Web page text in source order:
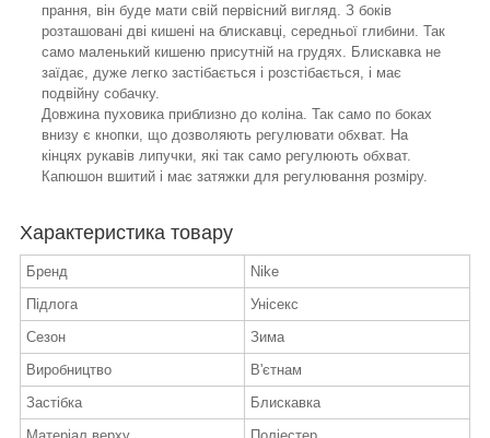
прання, він буде мати свій первісний вигляд. З боків
розташовані дві кишені на блискавці, середньої глибини. Так
само маленький кишеню присутній на грудях. Блискавка не
заїдає, дуже легко застібається і розстібається, і має
подвійну собачку.
Довжина пуховика приблизно до коліна. Так само по боках
внизу є кнопки, що дозволяють регулювати обхват. На
кінцях рукавів липучки, які так само регулюють обхват.
Капюшон вшитий і має затяжки для регулювання розміру.
Характеристика товару
Бренд
Nike
Підлога
Унісекс
Сезон
Зима
Виробництво
В'єтнам
Застібка
Блискавка